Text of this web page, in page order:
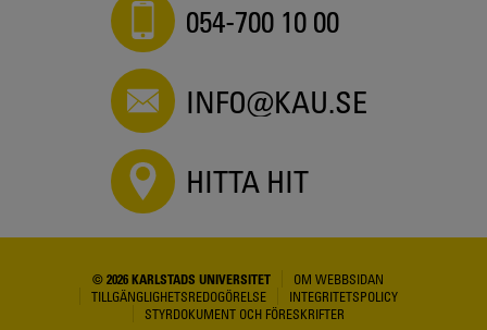
054-700 10 00
INFO@KAU.SE
HITTA HIT
© 2026 KARLSTADS UNIVERSITET
OM WEBBSIDAN
TILLGÄNGLIGHETSREDOGÖRELSE
INTEGRITETSPOLICY
STYRDOKUMENT OCH FÖRESKRIFTER